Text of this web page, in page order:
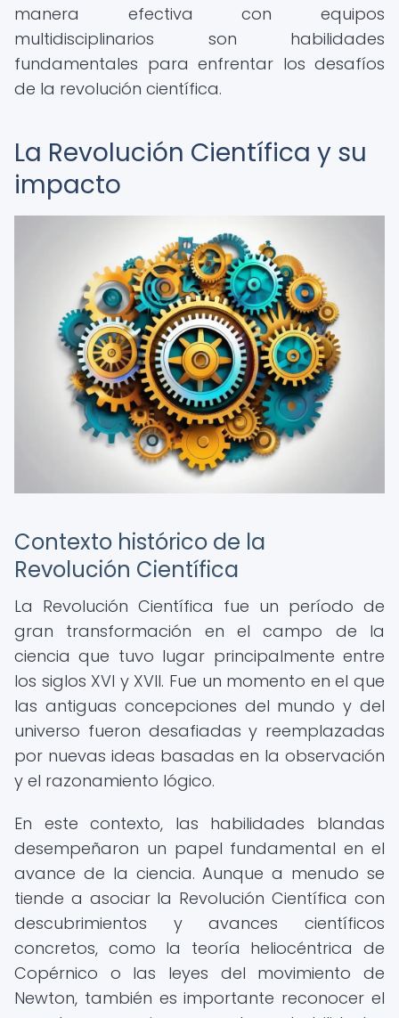
manera efectiva con equipos
multidisciplinarios son habilidades
fundamentales para enfrentar los desafíos
de la revolución científica.
La Revolución Científica y su
impacto
Contexto histórico de la
Revolución Científica
La Revolución Científica fue un período de
gran transformación en el campo de la
ciencia que tuvo lugar principalmente entre
los siglos XVI y XVII. Fue un momento en el que
las antiguas concepciones del mundo y del
universo fueron desafiadas y reemplazadas
por nuevas ideas basadas en la observación
y el razonamiento lógico.
En este contexto, las habilidades blandas
desempeñaron un papel fundamental en el
avance de la ciencia. Aunque a menudo se
tiende a asociar la Revolución Científica con
descubrimientos y avances científicos
concretos, como la teoría heliocéntrica de
Copérnico o las leyes del movimiento de
Newton, también es importante reconocer el